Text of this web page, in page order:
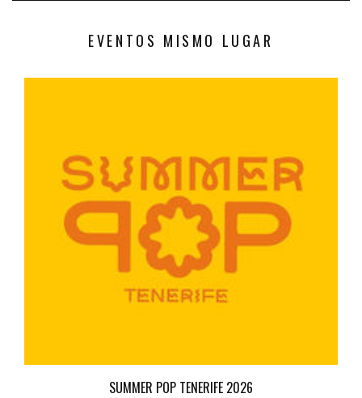
EVENTOS MISMO LUGAR
SUMMER POP TENERIFE 2026